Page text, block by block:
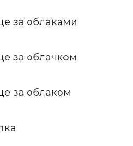
за облаками
за облачком
за облаком